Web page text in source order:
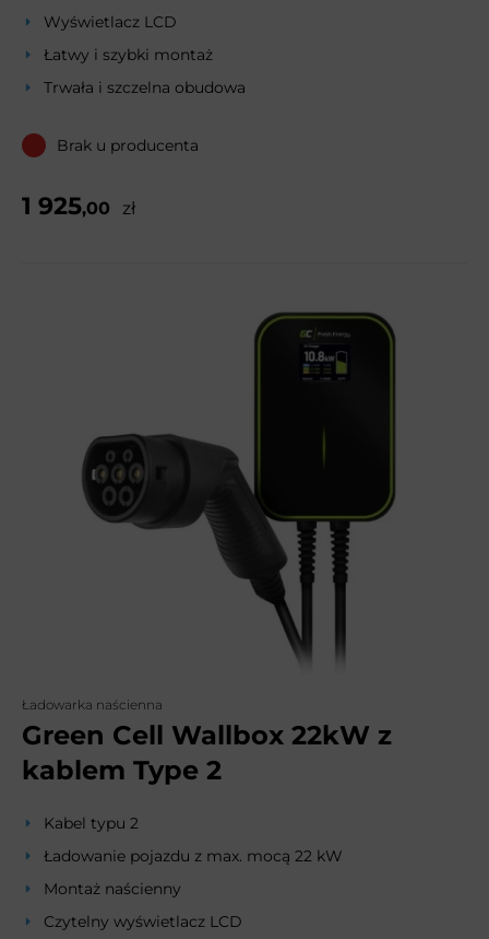
Wyświetlacz LCD
Łatwy i szybki montaż
Trwała i szczelna obudowa
Brak u producenta
1 925,00 zł
Ładowarka naścienna
Green Cell Wallbox 22kW z
kablem Type 2
Kabel typu 2
Ładowanie pojazdu z max. mocą 22 kW
Montaż naścienny
Czytelny wyświetlacz LCD